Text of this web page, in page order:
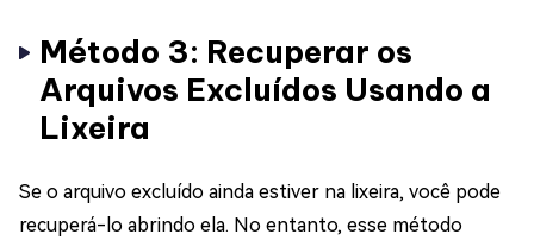
Método 3: Recuperar os
Arquivos Excluídos Usando a
Lixeira
Se o arquivo excluído ainda estiver na lixeira, você pode
recuperá-lo abrindo ela. No entanto, esse método